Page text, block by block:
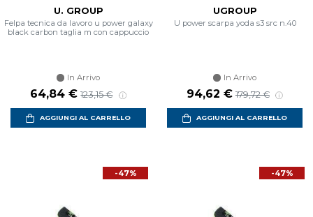
U. GROUP
Felpa tecnica da lavoro u power galaxy
black carbon taglia m con cappuccio
In Arrivo
Prezzo scontato
64,84 € Prezzo di listino
123,15 €
AGGIUNGI AL CARRELLO
UGROUP
U power scarpa yoda s3 src n.40
In Arrivo
Prezzo scontato
94,62 € Prezzo di listino
179,72 €
AGGIUNGI AL CARRELLO
-47% -47%